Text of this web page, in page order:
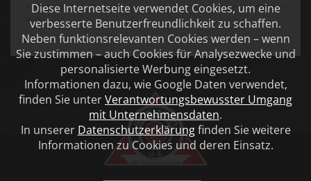
* Bitte füllen Sie alle mit einem Stern markierten Felder
aus
Diese Internetseite verwendet Cookies, um eine
verbesserte Benutzerfreundlichkeit zu schaffen.
Neben funktionsrelevanten Cookies werden – wenn
Sie zustimmen – auch Cookies für Analysezwecke und
personalisierte Werbung eingesetzt.
Informationen dazu, wie Google Daten verwendet,
finden Sie unterVerantwortungsbewusster Umgang
mit Unternehmensdaten.
In unserer Datenschutzerklärungfinden Sie weitere
Informationen zu Cookies und deren Einsatz.